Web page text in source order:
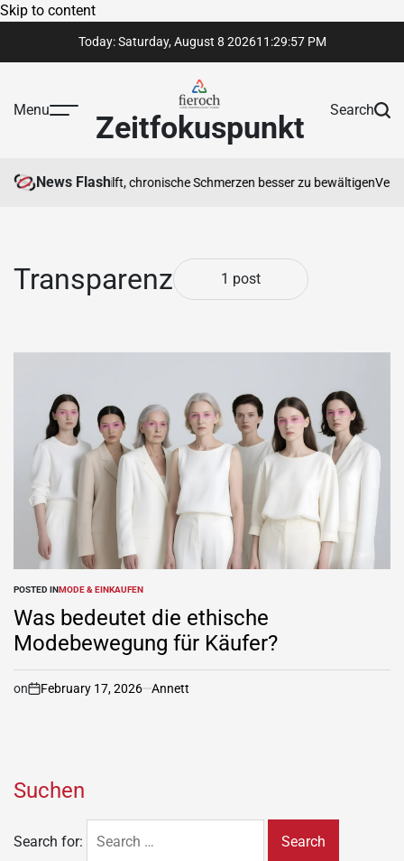
Skip to content
Today: Saturday, August 8 202611 :29:57 PM
Menu Zeitfokuspunkt Search
News Flash
Ihnen hilft, chronische Schmerzen besser zu bewältigen
Transparenz 1 post
POSTED INMODE & EINKAUFEN
Was bedeutet die ethische
Modebewegung für Käufer?
on February 17, 2026 Annett
Suchen
Search for: